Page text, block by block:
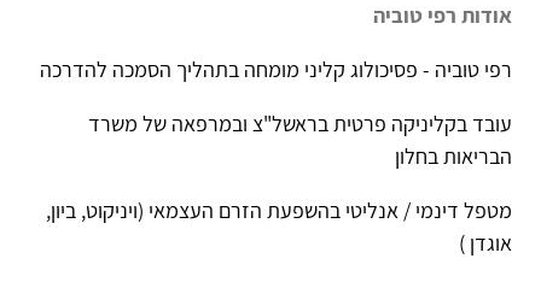
אודות רפי טוביה
רפי טוביה - פסיכולוג קליני מומחה בתהליך הסמכה להדרכה
עובד בקליניקה פרטית בראשל"צ ובמרפאה של משרד
הבריאות בחלון
מטפל דינמי / אנליטי בהשפעת הזרם העצמאי (ויניקוט, ביון,
אוגדן )